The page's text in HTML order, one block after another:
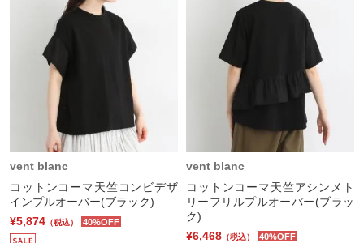
vent blanc
コットンコーマ天竺コンビデザ
インプルオーバー(ブラック)
¥5,874 （税込） 40%OFF
vent blanc
コットンコーマ天竺アシンメト
リーフリルプルオーバー(ブラッ
ク)
¥6,468 （税込） 40%OFF